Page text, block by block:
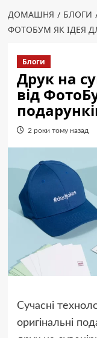
ДОМАШНЯ БЛОГИ
ФОТОБУМ ЯК ІДЕЯ
Блоги
Друк на
від
2 роки тому назад
Сучасні
оригінальні